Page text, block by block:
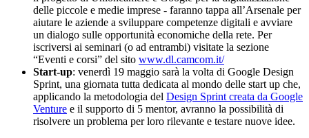
delle piccole e medie imprese - faranno tappa all’Arsenale per
aiutare le aziende a sviluppare competenze digitali e avviare
un dialogo sulle opportunità economiche della rete. Per
iscriversi ai seminari (o ad entrambi) visitate la sezione
“Eventi e corsi” del sito www.dl.camcom.it/
Start-up: venerdì 19 maggio sarà la volta di Google Design
Sprint, una giornata tutta dedicata al mondo delle start up che,
applicando la metodologia del Design Sprint creata da Google
Venture e il supporto di 5 mentor, avranno la possibilità di
risolvere un problema per loro rilevante e testare nuove idee.